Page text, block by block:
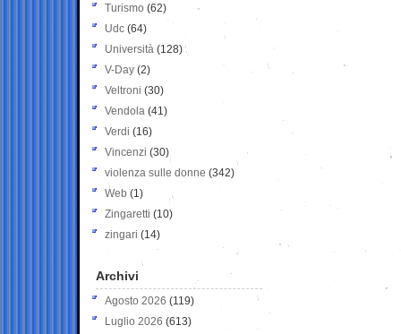
Turismo (62)
Udc (64)
Università (128)
V-Day (2)
Veltroni (30)
Vendola (41)
Verdi (16)
Vincenzi (30)
violenza sulle donne (342)
Web (1)
Zingaretti (10)
zingari (14)
Archivi
Agosto 2026 (119)
Luglio 2026 (613)